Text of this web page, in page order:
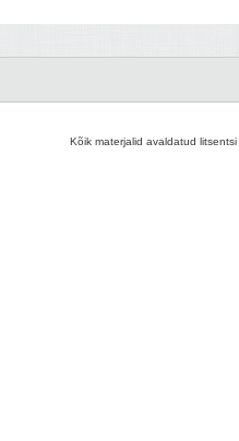
Kõik materjalid avaldatud